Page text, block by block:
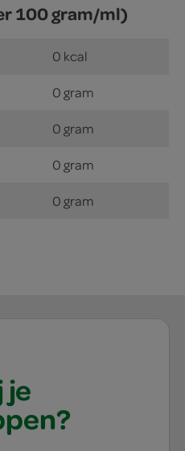
100 gram/ml)
0 kcal
0 gram
0 gram
0 gram
0 gram
je